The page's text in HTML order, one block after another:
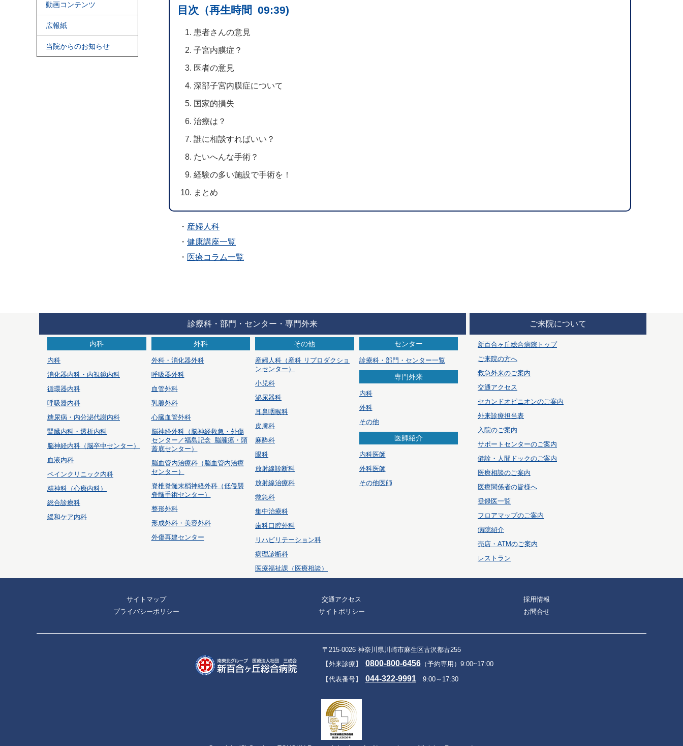
動画コンテンツ
広報紙
当院からのお知らせ
目次（再生時間 09:39)
患者さんの意見
子宮内膜症？
医者の意見
深部子宮内膜症について
国家的損失
治療は？
誰に相談すればいい？
たいへんな手術？
経験の多い施設で手術を！
まとめ
・ 産婦人科
・ 健康講座一覧
・ 医療コラム一覧
診療科・部門・センター・専門外来
内科
内科
消化器内科・内視鏡内科
循環器内科
呼吸器内科
糖尿病・内分泌代謝内科
腎臓内科・透析内科
脳神経内科（脳卒中センター）
血液内科
ペインクリニック内科
精神科（心療内科）
総合診療科
緩和ケア内科
外科
外科・消化器外科
呼吸器外科
血管外科
乳腺外科
心臓血管外科
脳神経外科（脳神経救急・外傷
センター／福島記念 脳腫瘍・頭
蓋底センター）
脳血管内治療科（脳血管内治療
センター）
脊椎脊髄末梢神経外科（低侵襲
脊髄手術センター）
整形外科
形成外科・美容外科
外傷再建センター
その他
産婦人科 （産科 リプロダクショ
ンセンター）
小児科
泌尿器科
耳鼻咽喉科
皮膚科
麻酔科
眼科
放射線診断科
放射線治療科
救急科
集中治療科
歯科口腔外科
リハビリテーション科
病理診断科
医療福祉課（医療相談）
センター
診療科・部門・センター一覧
専門外来
内科
外科
その他
医師紹介
内科医師
外科医師
その他医師
ご来院について
新百合ヶ丘総合病院トップ
ご来院の方へ
救急外来のご案内
交通アクセス
セカンドオピニオンのご案内
外来診療担当表
入院のご案内
サポートセンターのご案内
健診・人間ドックのご案内
医療相談のご案内
医療関係者の皆様へ
登録医一覧
フロアマップのご案内
病院紹介
売店・ATMのご案内
レストラン
サイトマップ 交通アクセス
採用情報
プライバシーポリシー
サイトポリシー お問合せ
〒215-0026 神奈川県川崎市麻生区古沢都古255
【外来診療】 0800-800-6456（予約専用）9:00~17:00
【代表番号】 044-322-99919:00～17:30